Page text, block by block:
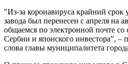
"Из-за коронавируса крайний срок
завода был перенесен с апреля на
общаемся по электронной почте со
Сербии и японского инвестора”, –
слова главы муниципалитета